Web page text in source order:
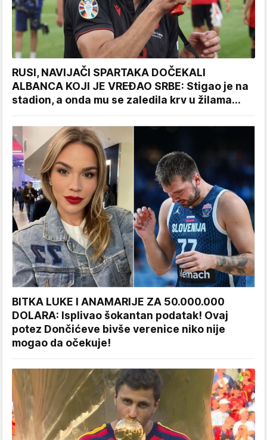
RUSI, NAVIJAČI SPARTAKA DOČEKALI
ALBANCA KOJI JE VREĐAO SRBE: Stigao je na
stadion, a onda mu se zaledila krv u žilama...
BITKA LUKE I ANAMARIJE ZA 50.000.000
DOLARA: Isplivao šokantan podatak! Ovaj
potez Dončićeve bivše verenice niko nije
mogao da očekuje!